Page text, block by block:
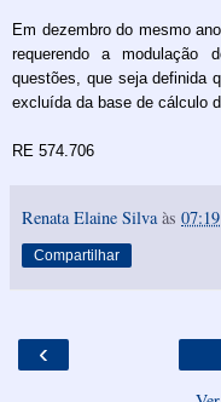
Em dezembro do mesmo
requerendo a modulação
questões, que seja definida
excluída da base de cálculo
RE 574.706
Renata Elaine Silva às 07:19
Compartilhar
‹